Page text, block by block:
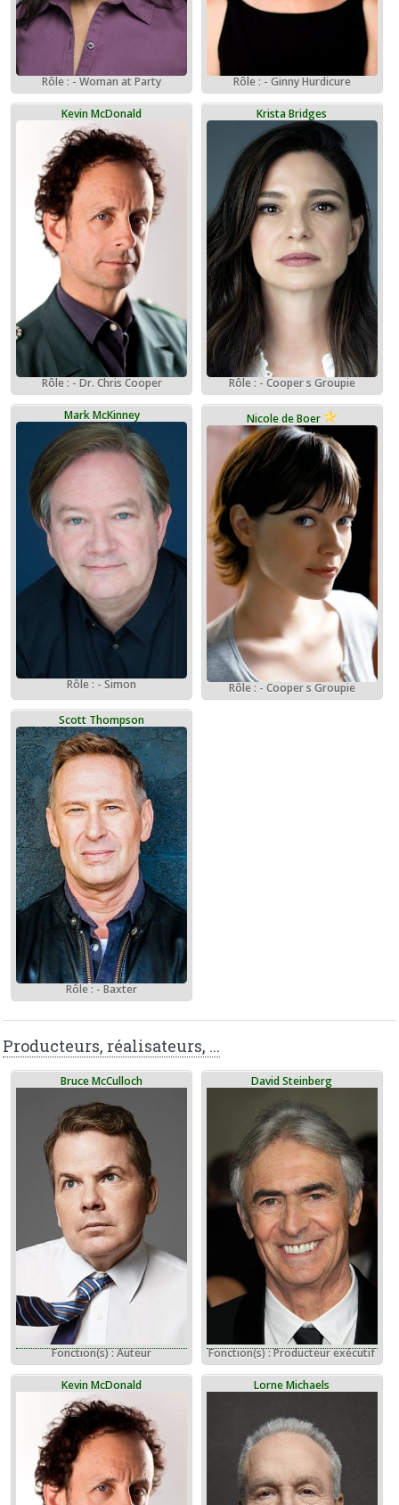
Rôle : - Woman at Party Rôle : - Ginny Hurdicure
Kevin McDonald
Rôle : - Dr. Chris Cooper
Krista Bridges
Rôle : - Cooper s Groupie
Mark McKinney
Rôle : - Simon
Nicole de Boer
Rôle : - Cooper s Groupie
Scott Thompson
Rôle : - Baxter
Producteurs, réalisateurs, ...
Bruce McCulloch
Fonction(s) : Auteur
David Steinberg
Fonction(s) : Producteur exécutif
Kevin McDonald Lorne Michaels